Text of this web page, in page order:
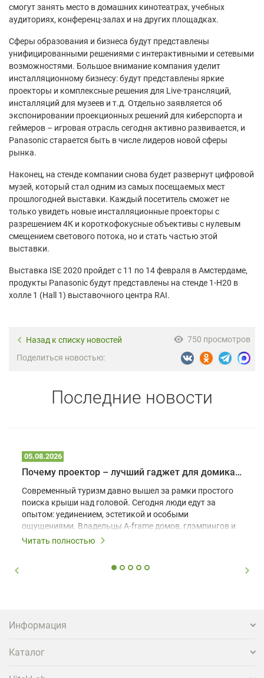
смогут занять место в домашних кинотеатрах, учебных
аудиториях, конференц-залах и на других площадках.
Сферы образования и бизнеса будут представлены
унифицированными решениями с интерактивными и сетевыми
возможностями. Большое внимание компания уделит
инсталляционному бизнесу: будут представлены яркие
проекторы и комплексные решения для Live-трансляций,
инсталляций для музеев и т.д. Отдельно заявляется об
экспонировании проекционных решений для киберспорта и
геймеров – игровая отрасль сегодня активно развивается, и
Panasonic старается быть в числе лидеров новой сферы
рынка.
Наконец, на стенде компании снова будет развернут цифровой
музей, который стал одним из самых посещаемых мест
прошлогодней выставки. Каждый посетитель сможет не
только увидеть новые инсталляционные проекторы с
разрешением 4К и короткофокусные объективы с нулевым
смещением светового потока, но и стать частью этой
выставки.
Выставка ISE 2020 пройдет с 11 по 14 февраля в Амстердаме,
продукты Panasonic будут представлены на стенде 1-Н20 в
холле 1 (Hall 1) выставочного центра RAI.
Назад к списку новостей
750 просмотров
Поделиться новостью:
Последние новости
05.08.2026
Почему проектор – лучший гаджет для домика в глэмпинге
Современный туризм давно вышел за рамки простого
поиска крыши над головой. Сегодня люди едут за
опытом: уединением, эстетикой и особыми
ощущениями. Владельцы A-frame домов, глэмпингов и
шале понимают, что конкуренция растет, и
вернуться и поделиться впечатлениями в соцсетях,
проектора.
Читать полностью
Информация
Каталог